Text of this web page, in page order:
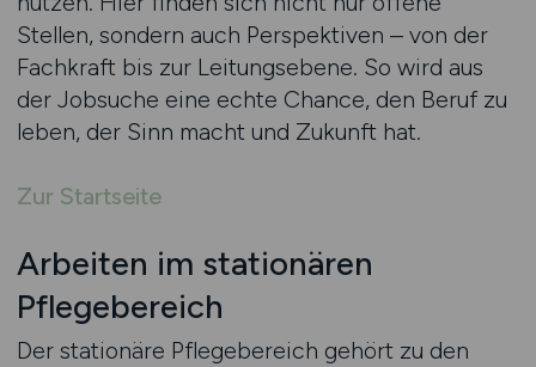
Stellen, sondern auch Perspektiven – von der
Fachkraft bis zur Leitungsebene. So wird aus
der Jobsuche eine echte Chance, den Beruf zu
leben, der Sinn macht und Zukunft hat.
Zur Startseite
Arbeiten im stationären
Pflegebereich
Der stationäre Pflegebereich gehört zu den